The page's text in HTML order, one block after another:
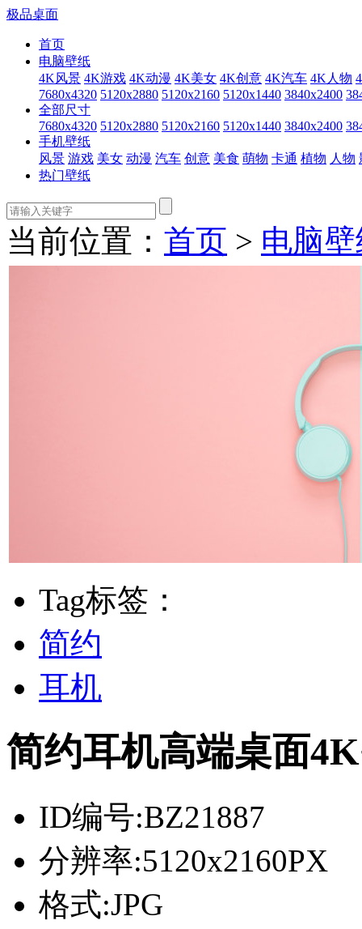
极品桌面
首页
电脑壁纸
4K风景 4K游戏 4K动漫 4K美女 4K创意 4K汽车 4K人物
7680x4320 5120x2880 5120x2160 5120x1440 3840x2400
全部尺寸
7680x4320 5120x2880 5120x2160 5120x1440 3840x2400
手机壁纸
风景 游戏 美女 动漫 汽车 创意 美食 萌物 卡通 植物 人物
热门壁纸
当前位置： 首页 > 电脑
Tag标签：
简约
耳机
简约耳机高端桌面
ID编号:BZ21887
分辨率:5120x2160PX
格式:JPG